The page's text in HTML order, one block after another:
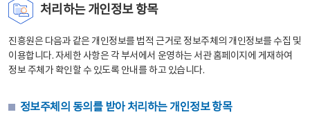
처리하는 개인정보 항목
진흥원은 다음과 같은 개인정보를 법적 근거로 정보주체의 개인정보를 수집 및
이용합니다. 자세한 사항은 각 부서에서 운영하는 서관 홈페이지에 게재하여
정보 주체가 확인할 수 있도록 안내를 하고 있습니다.
정보주체의 동의를 받아 처리하는 개인정보 항목